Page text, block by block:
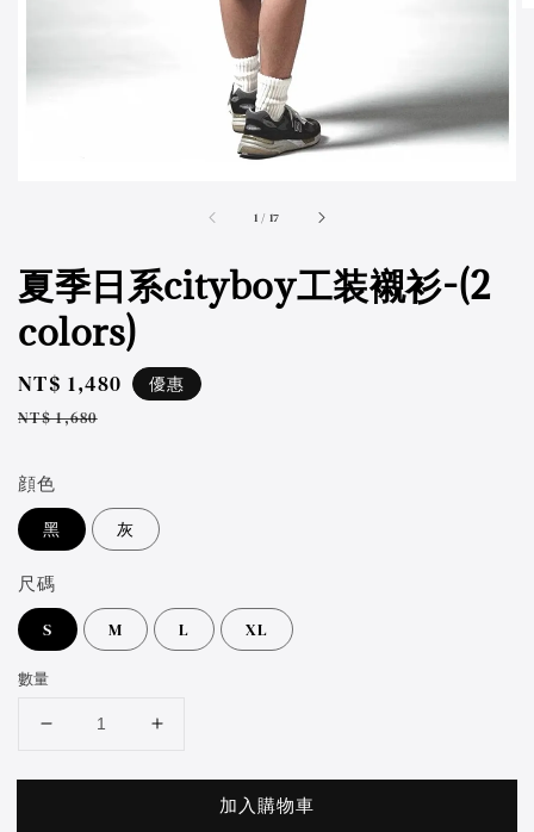
1 / accessibility.of
17
夏季日系cityboy工装襯衫-(2
colors)
Sale
price
NT$ 1,480
Regular
NT$ 1,680
優惠
顔色
黑 灰
尺碼
S M L XL
數量
加入購物車